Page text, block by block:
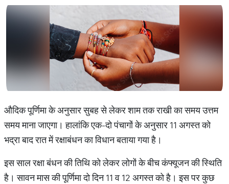
औदिक पूर्णिमा के अनुसार सुबह से लेकर शाम तक राखी का समय उत्तम
समय माना जाएगा। हालांकि एक-दो पंचागों के अनुसार 11 अगस्त को
भद्रा बाद रात में रक्षाबंधन का विधान बताया गया है।
इस साल रक्षा बंधन की तिथि को लेकर लोगों के बीच कंफ्यूजन की स्थिति
है। सावन मास की पूर्णिमा दो दिन 11 व 12 अगस्त को है। इस पर कुछ